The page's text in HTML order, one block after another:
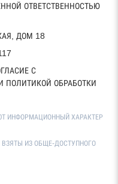
ОТВЕТСТВЕННОСТЬЮ
ДОМ 18
С
ПОЛИТИКОЙ ОБРАБОТКИ
ИНФОРМАЦИОННЫЙ ХАРАКТЕР
ИЗ ОБЩЕ-ДОСТУПНОГО